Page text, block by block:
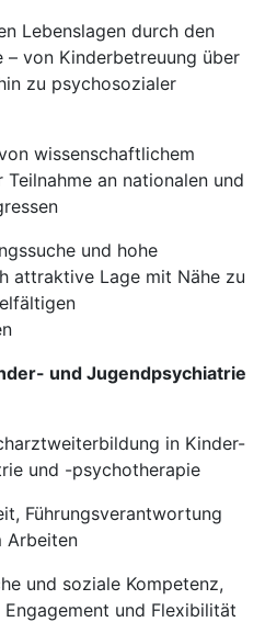
Lebenslagen durch den
– von Kinderbetreuung über
zu psychosozialer
wissenschaftlichem
an nationalen und
und hohe
attraktive Lage mit Nähe zu
und Jugendpsychiatrie
in Kinder-
und -psychotherapie
Führungsverantwortung
Arbeiten
und soziale Kompetenz,
und Flexibilität